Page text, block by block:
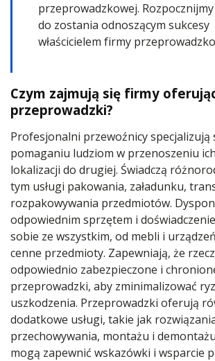
przeprowadzkowej.
do zostania odnoszącym sukcesy
właścicielem firmy
Czym zajmują się firmy
przeprowadzki?
Profesjonalni przewoźnicy specjalizują
pomaganiu ludziom w przenoszeniu
lokalizacji do drugiej. Świadczą
tym usługi pakowania, załadunku,
rozpakowywania przedmiotów.
odpowiednim sprzętem i
sobie ze wszystkim, od mebli i
cenne przedmioty. Zapewniają, że
odpowiednio zabezpieczone i
przeprowadzki, aby zminimalizować
uszkodzenia. Przeprowadzki oferują
dodatkowe usługi, takie jak
przechowywania, montażu i
mogą zapewnić wskazówki i wsparcie